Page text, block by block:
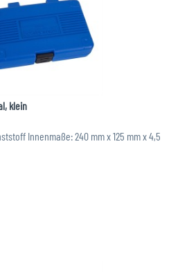
klein
Innenmaße: 240 mm x 125 mm x 4,5